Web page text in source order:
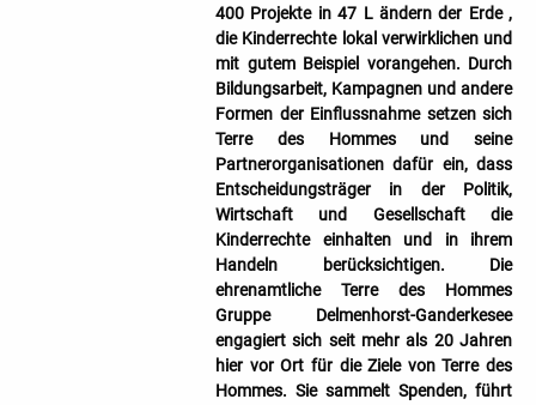
400 Projekte in 47 L ändern der Erde ,
die Kinderrechte lokal verwirklichen und
mit gutem Beispiel vorangehen. Durch
Bildungsarbeit, Kampagnen und andere
Formen der Einflussnahme setzen sich
Terre des Hommes und seine
Partnerorganisationen dafür ein, dass
Entscheidungsträger in der Politik,
Wirtschaft und Gesellschaft die
Kinderrechte einhalten und in ihrem
Handeln berücksichtigen. Die
ehrenamtliche Terre des Hommes
Gruppe Delmenhorst-Ganderkesee
engagiert sich seit mehr als 20 Jahren
hier vor Ort für die Ziele von Terre des
Hommes. Sie sammelt Spenden, führt